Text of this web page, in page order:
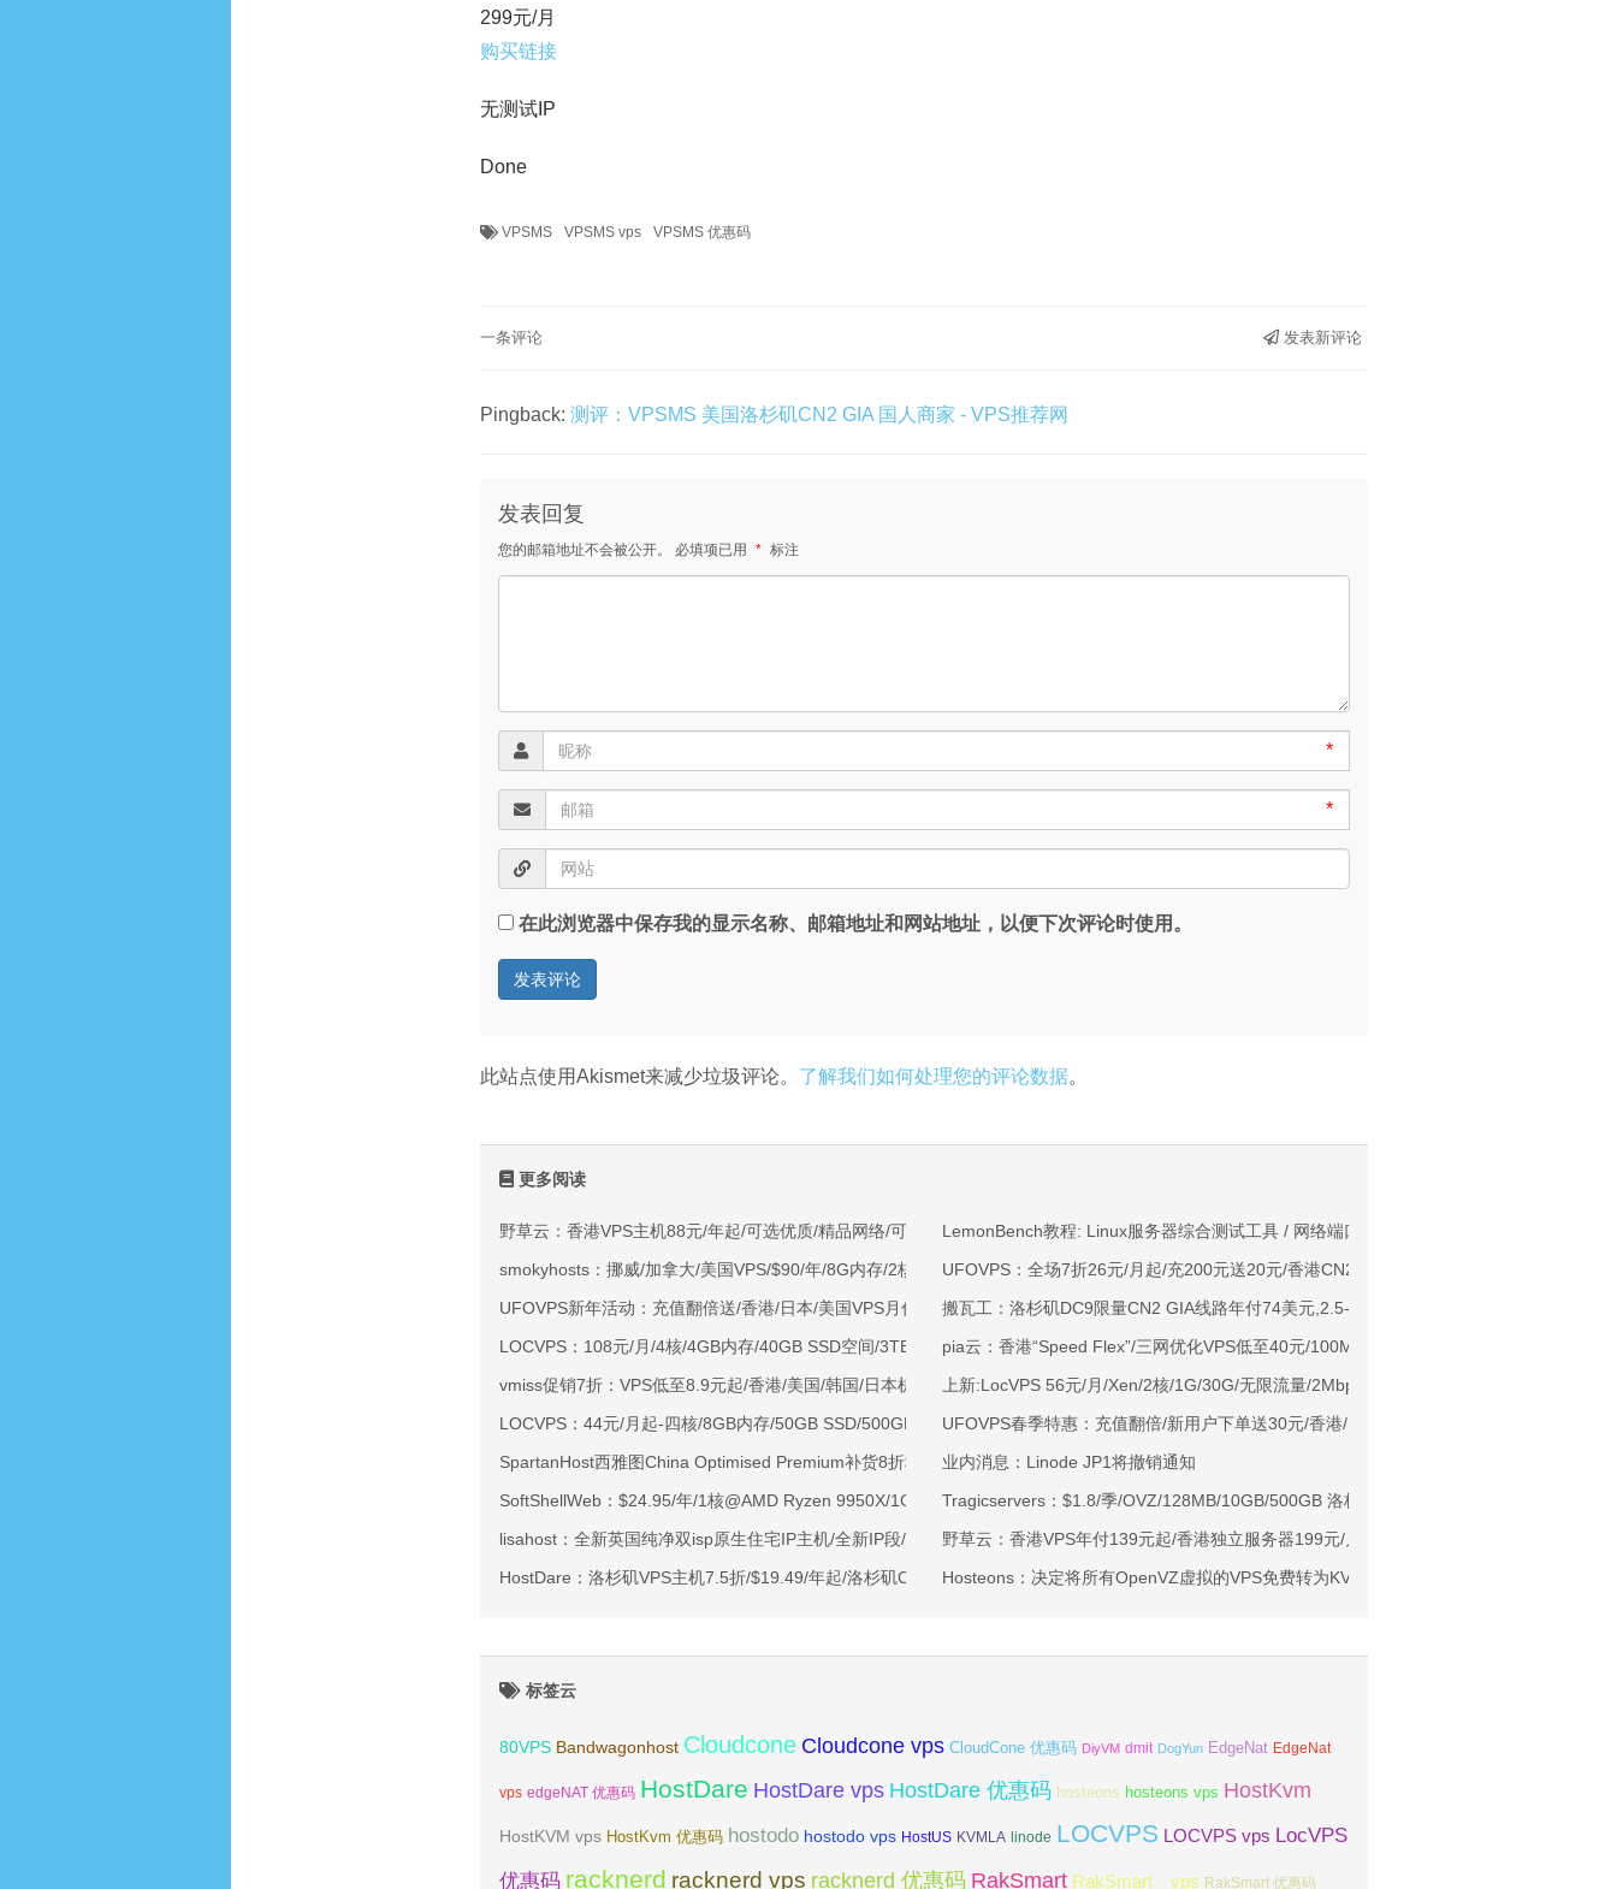
299元/月
购买链接
无测试IP
Done
VPSMS VPSMS vps VPSMS 优惠码
一条评论 发表新评论
Pingback: 测评：VPSMS 美国洛杉矶CN2 GIA 国人商家 - VPS推荐网
发表回复
您的邮箱地址不会被公开。 必填项已用 * 标注
*
*
在此浏览器中保存我的显示名称、邮箱地址和网站地址，以便下次评论时使用。
此站点使用Akismet来减少垃圾评论。 了解我们如何处理您的评论数据。
更多阅读
野草云：香港VPS主机88元/年起/可选优质/精品网络/可选100M不限流量/免费CNIX/支持主流AI访问
smokyhosts：挪威/加拿大/美国VPS/$90/年/8G内存/2核/80gNVMe/4T流量
UFOVPS新年活动：充值翻倍送/香港/日本/美国VPS月付9.5折年付8折起/新用户下单送30元
LOCVPS：108元/月/4核/4GB内存/40GB SSD空间/3TB流量/750Mbps-1Gbps端口/KVM/深港IX/双端独立IP/香港原生IP
vmiss促销7折：VPS低至8.9元起/香港/美国/韩国/日本机房/可选CN2 GIA/AS9929/CMIN2/软银等线路
LOCVPS：44元/月起-四核/8GB内存/50GB SSD/500GB@40Mbps/香港标准区/国内优化网络
SpartanHost西雅图China Optimised Premium补货8折$19.2/月起-四核AMD Ryzen7950x/4GB/100GB NVMe/5TB@10Gbps/免费DDoS防御
SoftShellWeb：$24.95/年/1核@AMD Ryzen 9950X/1GB内存/20GB NVMe空间/6TB流量/10Gbps端口/KVM/洛杉矶
lisahost：全新英国纯净双isp原生住宅IP主机/全新IP段/全新宿主机/9折月付61元起
HostDare：洛杉矶VPS主机7.5折/$19.49/年起/洛杉矶CN2 GIA/日本/保加利亚VPS九折
LemonBench教程: Linux服务器综合测试工具 / 网络端口大小及路由测试 / Spoofer 测试 /
UFOVPS：全场7折26元/月起/充200元送20元/香港CN2 GIA/日本CN2 GIA/美国高防可选
搬瓦工：洛杉矶DC9限量CN2 GIA线路年付74美元,2.5-10Gbps带宽CN2 GIA季付46.7美元
pia云：香港“Speed Flex”/三网优化VPS低至40元/100M带宽/CN2+CUG+CMI
上新:LocVPS 56元/月/Xen/2核/1G/30G/无限流量/2Mbps 香港大浦
UFOVPS春季特惠：充值翻倍/新用户下单送30元/香港/日本/美国VPS月付9.5折年付8折起
业内消息：Linode JP1将撤销通知
Tragicservers：$1.8/季/OVZ/128MB/10GB/500GB 洛杉矶 达拉斯
野草云：香港VPS年付139元起/香港独立服务器199元/月起
Hosteons：决定将所有OpenVZ虚拟的VPS免费转为KVM
标签云
80VPS Bandwagonhost Cloudcone Cloudcone vps CloudCone 优惠码 DiyVM dmit DogYun EdgeNat EdgeNat
vps edgeNAT 优惠码 HostDare HostDare vps HostDare 优惠码 hosteons hosteons vps HostKvm
HostKVM vps HostKvm 优惠码 hostodo hostodo vps HostUS KVMLA linode LOCVPS LOCVPS vps LocVPS
优惠码 racknerd racknerd vps racknerd 优惠码 RakSmart RakSmart vps RakSmart 优惠码